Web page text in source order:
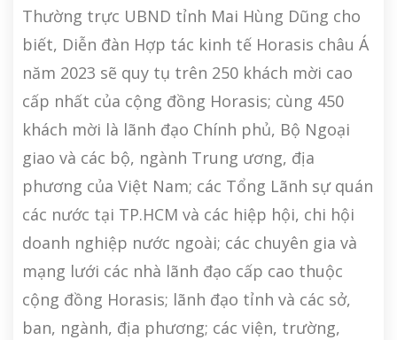
Thường trực UBND tỉnh Mai Hùng Dũng cho
biết, Diễn đàn Hợp tác kinh tế Horasis châu Á
năm 2023 sẽ quy tụ trên 250 khách mời cao
cấp nhất của cộng đồng Horasis; cùng 450
khách mời là lãnh đạo Chính phủ, Bộ Ngoại
giao và các bộ, ngành Trung ương, địa
phương của Việt Nam; các Tổng Lãnh sự quán
các nước tại TP.HCM và các hiệp hội, chi hội
doanh nghiệp nước ngoài; các chuyên gia và
mạng lưới các nhà lãnh đạo cấp cao thuộc
cộng đồng Horasis; lãnh đạo tỉnh và các sở,
ban, ngành, địa phương; các viện, trường,